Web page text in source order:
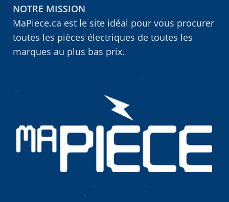
NOTRE MISSION
MaPiece.ca est le site idéal pour vous procurer
toutes les pièces électriques de toutes les
marques au plus bas prix.